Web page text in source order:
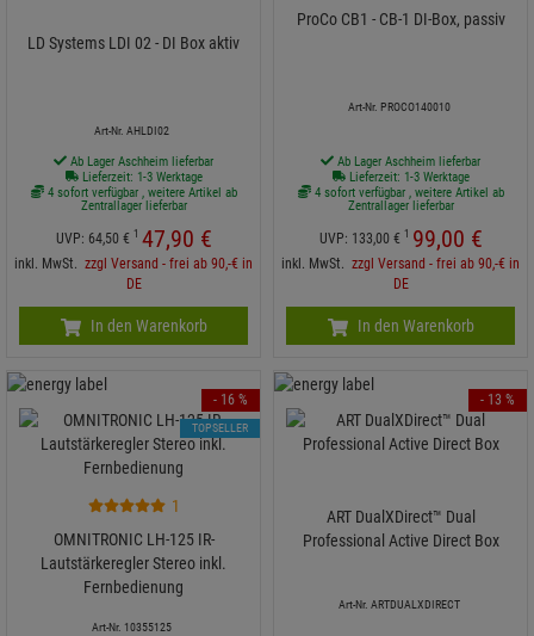
LD Systems LDI 02 - DI Box aktiv
Art-Nr. AHLDI02
Ab Lager Aschheim lieferbar
Lieferzeit: 1-3 Werktage
4 sofort verfügbar , weitere Artikel ab
Zentrallager lieferbar
UVP: 64, 50 € 1 47,90 €
inkl. MwSt. zzgl Versand - frei ab 90,-€ in
DE
In den Warenkorb
ProCo CB1 - CB-1 DI-Box, passiv
Art-Nr. PROCO140010
Ab Lager Aschheim lieferbar
Lieferzeit: 1-3 Werktage
4 sofort verfügbar , weitere Artikel ab
Zentrallager lieferbar
UVP: 133, 00 € 1 99,00 €
inkl. MwSt. zzgl Versand - frei ab 90,-€ in
DE
In den Warenkorb
1
OMNITRONIC LH-125 IR-
Lautstärkeregler Stereo inkl.
Fernbedienung
Art-Nr. 10355125
- 16 %
TOPSELLER
ART DualXDirect™ Dual
Professional Active Direct Box
Art-Nr. ARTDUALXDIRECT
- 13 %